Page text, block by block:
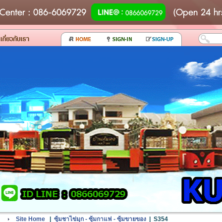
: 086-6069729 (Open 24
Site Home ซุ้มชาไข่มุก - ซุ้มกาแฟ - ซุ้มขายของ S354